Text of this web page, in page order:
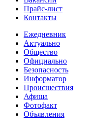
Прайс-лист
Контакты
Ежедневник
Актуально
Общество
Официально
Безопасность
Информатор
Происшествия
Афиша
Фотофакт
Объявления